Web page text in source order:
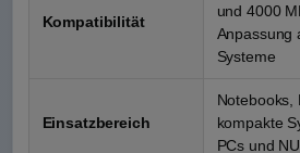
Kompatibilität
und 4000
Anpassung
Systeme
Einsatzbereich
Notebooks,
kompakte
PCs und